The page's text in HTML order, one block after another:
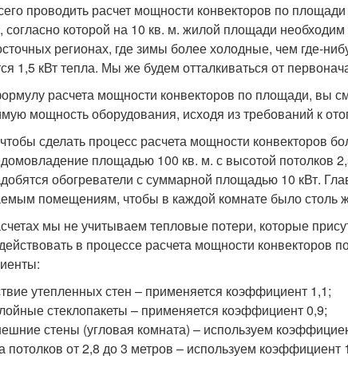
проводить расчет мощности конвекторов по
которой на 10 кв. м. жилой площади
регионах, где зимы более холодные, чем где-
1,5 кВт тепла. Мы же будем отталкиваться от
расчета мощности конвекторов по площади, вы
мощность оборудования, исходя из требований к
сделать процесс расчета мощности конвекторов
домовладение площадью 100 кв. м. с высотой потолков
обогреватели с суммарной площадью 10 кВт.
помещениям, чтобы в каждой комнате было столь
мы не учитываем тепловые потери, которые
в процессе расчета мощности
утепленных стен – применяется коэффициент 1,1;
стеклопакеты – применяется коэффициент 0,9;
стены (угловая комната) – используем
потолков от 2,8 до 3 метров – используем коэффициент